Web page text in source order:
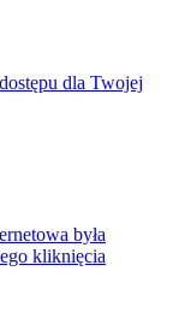
dla Twojej
była
kliknięcia